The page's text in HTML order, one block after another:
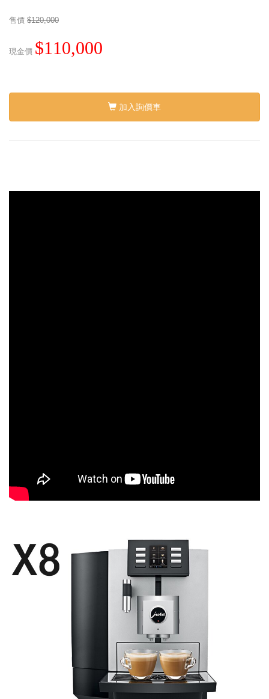
售價 $120,000
現金價 $110,000
加入詢價車